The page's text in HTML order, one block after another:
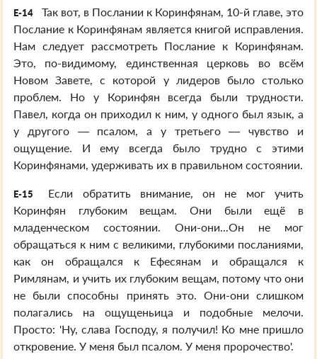
E-14
Так вот, в Послании к Коринфянам, 10-й главе, это
Послание к Коринфянам является книгой исправления.
Нам следует рассмотреть Послание к Коринфянам.
Это, по-видимому, единственная церковь во всём
Новом Завете, с которой у лидеров было столько
проблем. Но у Коринфян всегда были трудности.
Павел, когда он приходил к ним, у одного был язык, а
у другого — псалом, а у третьего — чувство и
ощущение. И ему всегда было трудно с этими
Коринфянами, удерживать их в правильном состоянии.
E-15
Если обратить внимание, он не мог учить
Коринфян глубоким вещам. Они были ещё в
младенческом состоянии. Они-они...Он не мог
обращаться к ним с великими, глубокими посланиями,
как он обращался к Ефесянам и обращался к
Римлянам, и учить их глубоким вещам, потому что они
не были способны принять это. Они-они слишком
полагались на ощущеньица и подобные мелочи.
Просто: 'Ну, слава Господу, я получил! Ко мне пришло
откровение. У меня был псалом. У меня пророчество'.